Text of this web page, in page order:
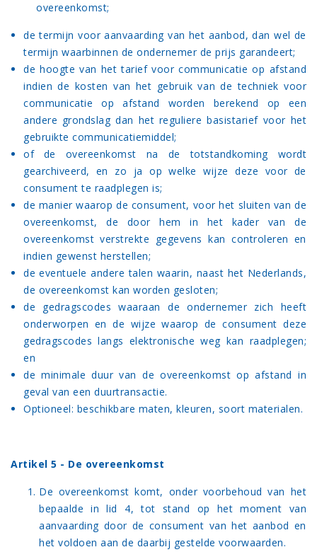
overeenkomst;
de termijn voor aanvaarding van het aanbod, dan wel de
termijn waarbinnen de ondernemer de prijs garandeert;
de hoogte van het tarief voor communicatie op afstand
indien de kosten van het gebruik van de techniek voor
communicatie op afstand worden berekend op een
andere grondslag dan het reguliere basistarief voor het
gebruikte communicatiemiddel;
of de overeenkomst na de totstandkoming wordt
gearchiveerd, en zo ja op welke wijze deze voor de
consument te raadplegen is;
de manier waarop de consument, voor het sluiten van de
overeenkomst, de door hem in het kader van de
overeenkomst verstrekte gegevens kan controleren en
indien gewenst herstellen;
de eventuele andere talen waarin, naast het Nederlands,
de overeenkomst kan worden gesloten;
de gedragscodes waaraan de ondernemer zich heeft
onderworpen en de wijze waarop de consument deze
gedragscodes langs elektronische weg kan raadplegen;
en
de minimale duur van de overeenkomst op afstand in
geval van een duurtransactie.
Optioneel: beschikbare maten, kleuren, soort materialen.
Artikel 5 - De overeenkomst
De overeenkomst komt, onder voorbehoud van het
bepaalde in lid 4, tot stand op het moment van
aanvaarding door de consument van het aanbod en
het voldoen aan de daarbij gestelde voorwaarden.